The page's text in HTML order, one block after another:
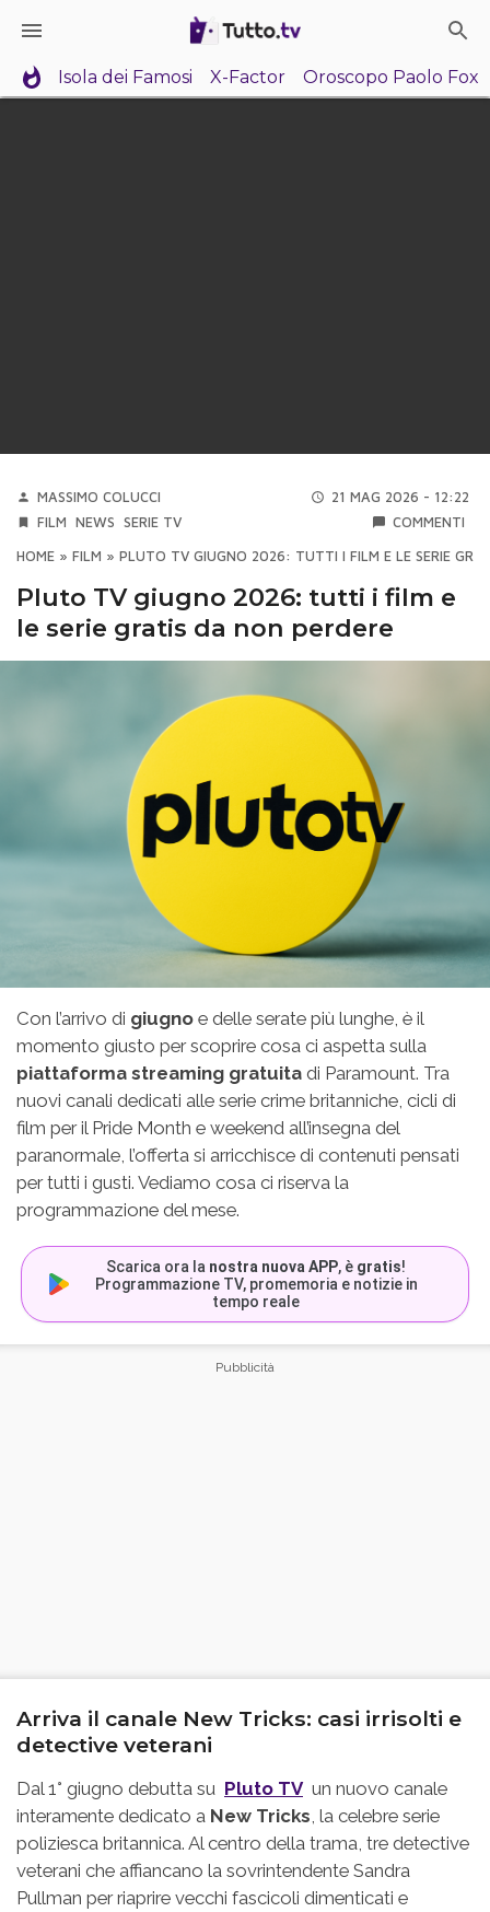
Isola dei Famosi X-Factor Oroscopo Paolo Fox
MASSIMO COLUCCI
21 MAG 2026 - 12:22
FILM
NEWS SERIE TV COMMENTI
HOME » FILM » PLUTO TV GIUGNO 2026: TUTTI I FILM E LE SERIE
Pluto TV giugno 2026: tutti i film e
le serie gratis da non perdere
Con l’arrivo di giugno e delle serate più lunghe, è il
momento giusto per scoprire cosa ci aspetta sulla
piattaforma streaming gratuita di Paramount. Tra
nuovi canali dedicati alle serie crime britanniche, cicli di
film per il Pride Month e weekend all’insegna del
paranormale, l’offerta si arricchisce di contenuti pensati
per tutti i gusti. Vediamo cosa ci riserva la
programmazione del mese.
Scarica ora la nostra nuova APP, è gratis!
Programmazione TV, promemoria e notizie in
tempo reale
Arriva il canale New Tricks: casi irrisolti e
detective veterani
Dal 1° giugno debutta su Pluto TV un nuovo canale
interamente dedicato a New Tricks , la celebre serie
poliziesca britannica. Al centro della trama, tre detective
veterani che affiancano la sovrintendente Sandra
Pullman per riaprire vecchi fascicoli dimenticati e